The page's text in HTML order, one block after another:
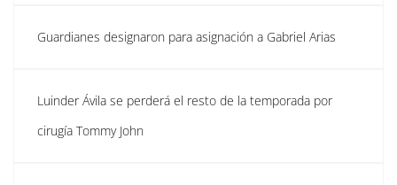
Guardianes designaron para asignación a Gabriel Arias
Luinder Ávila se perderá el resto de la temporada por
cirugía Tommy John